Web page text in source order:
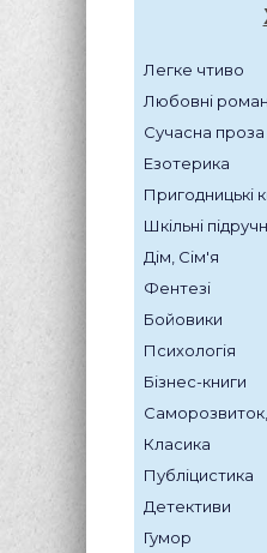
Легке чтиво
Любовні
Сучасна проза
Езотерика
Пригодницькі
Шкільні
Дім, Сім'я
Фентезі
Бойовики
Психологія
Бізнес-книги
Класика
Публіцистика
Детективи
Гумор